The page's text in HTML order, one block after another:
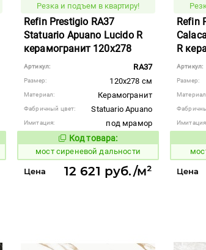
Резка и подъем в квартиру!
Refin Prestigio RA37
Statuario Apuano Lucido R
керамогранит 120x278
Артикул: RA37
Размер: 120x278 см
Материал: Керамогранит
Фабричный цвет: Statuario Apuano
Имитация:
под мрамор
Код товара:
1026496Код товара:
мост сиреневой дальности
Цена 12 621 руб./м²
Refin
R
Артикул:
Размер:
Цена